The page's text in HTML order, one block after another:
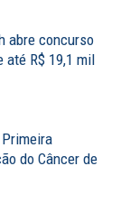
abre concurso
até R$ 19,1 mil
do Câncer de